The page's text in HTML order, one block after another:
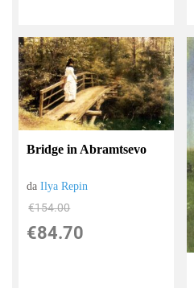
Bridge in Abramtsevo
daIlya Repin
€154.00
€84.70